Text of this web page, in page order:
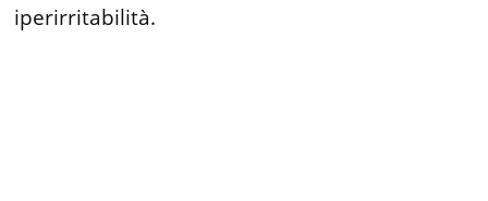
iperirritabilità.